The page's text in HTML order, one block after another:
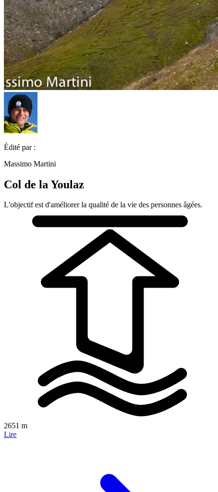
Édité par :
Massimo Martini
Col de la Youlaz
L'objectif est d'améliorer la qualité de la vie des personnes âgées.
2651 m
Lire